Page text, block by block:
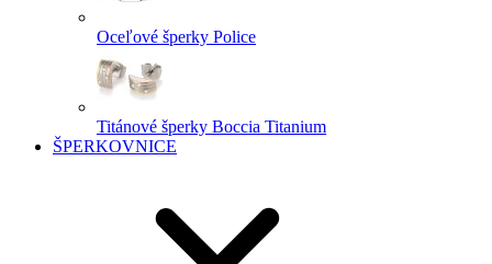
Oceľové šperky Police
Titánové šperky Boccia Titanium
ŠPERKOVNICE